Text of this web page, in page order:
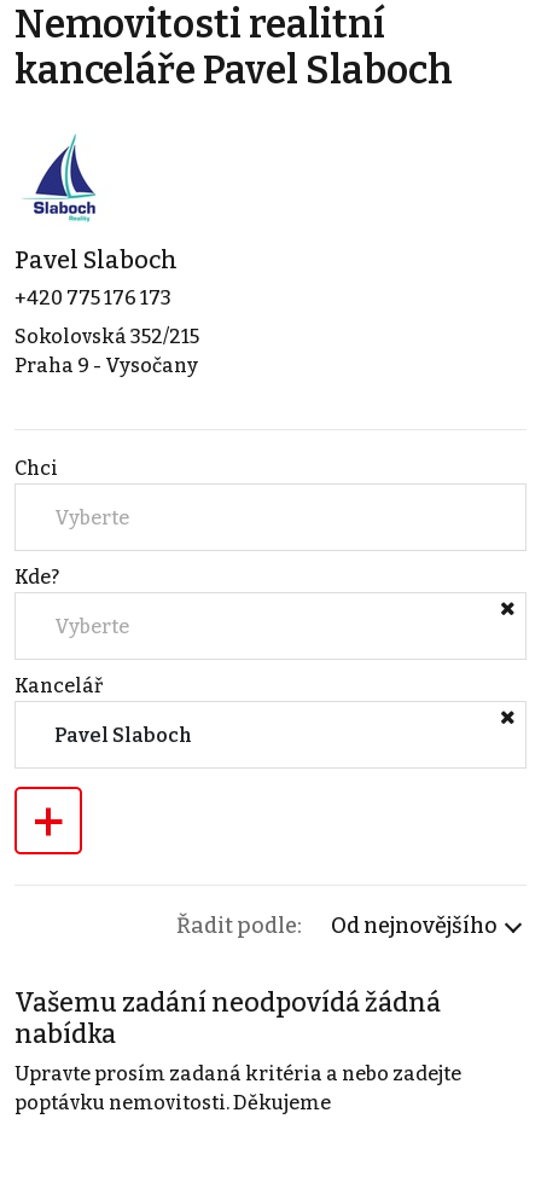
Nemovitosti realitní
kanceláře Pavel Slaboch
Pavel Slaboch
+420 775 176 173
Sokolovská 352/215
Praha 9 - Vysočany
Chci
Vyberte
Kde?
Vyberte
Kancelář
Pavel Slaboch
+
Řadit podle: Od nejnovějšího
Vašemu zadání neodpovídá žádná
nabídka
Upravte prosím zadaná kritéria a nebo zadejte
poptávku nemovitosti. Děkujeme